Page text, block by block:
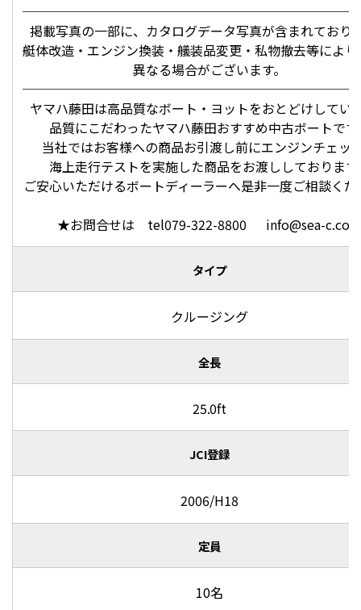
掲載写真の一部に、カタログデータ写真が含まれており
艇体改造・エンジン換装・艤装品変更・私物撤去等によ
異なる場合がございます。
ヤマハ藤田は高品質なボート・ヨットをおとどけしてい
品質にこだわったヤマハ藤田おすすめ中古ボートです
当社ではお客様への商品お引渡し前にエンジンチェッ
海上走行テストを実施した商品をお渡ししております
ご安心いただけるボートディーラーへ是非一度ご相談く
★お問合せは tel079-322-8800 info@sea-c.com
タイプ
クルージング
全長
25.0ft
JCI登録
2006/H18
定員
10名